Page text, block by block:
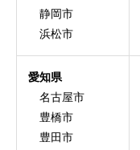
静岡市
浜松市
愛知県
名古屋市
豊橋市
豊田市